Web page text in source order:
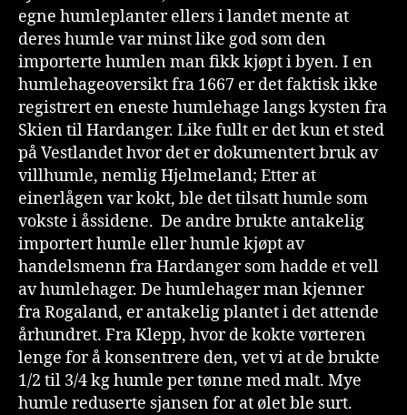
egne humleplanter ellers i landet mente at
deres humle var minst like god som den
importerte humlen man fikk kjøpt i byen. I en
humlehageoversikt fra 1667 er det faktisk ikke
registrert en eneste humlehage langs kysten fra
Skien til Hardanger. Like fullt er det kun et sted
på Vestlandet hvor det er dokumentert bruk av
villhumle, nemlig Hjelmeland; Etter at
einerlågen var kokt, ble det tilsatt humle som
vokste i åssidene. De andre brukte antakelig
importert humle eller humle kjøpt av
handelsmenn fra Hardanger som hadde et vell
av humlehager. De humlehager man kjenner
fra Rogaland, er antakelig plantet i det attende
århundret. Fra Klepp, hvor de kokte vørteren
lenge for å konsentrere den, vet vi at de brukte
1/2 til 3/4 kg humle per tønne med malt. Mye
humle reduserte sjansen for at ølet ble surt.